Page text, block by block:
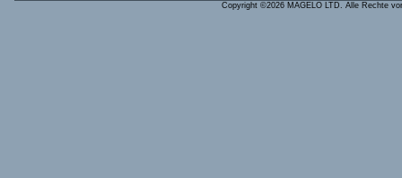
Copyright ©2026 MAGELO LTD. Alle Rechte